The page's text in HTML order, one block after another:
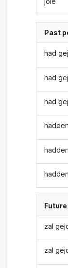
Past
had
had
had
zal
zal